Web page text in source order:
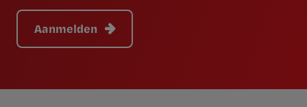
Aanmelden